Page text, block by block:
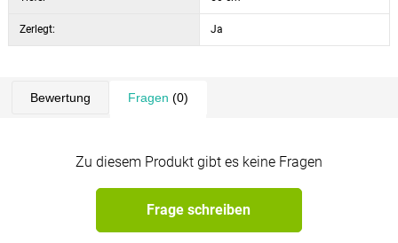
Zerlegt: Ja
Bewertung Fragen (0)
Zu diesem Produkt gibt es keine Fragen
Frage schreiben